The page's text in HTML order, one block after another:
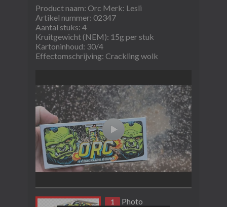
Product naam: Orc Merk: Lesli
Artikel nummer: 02347
Aantal stuks: 4
Kruitgewicht (NEM): 15g per stuk
Kartoninhoud: 30/4
Effectomschrijving: Crackling wolk
1 Photo